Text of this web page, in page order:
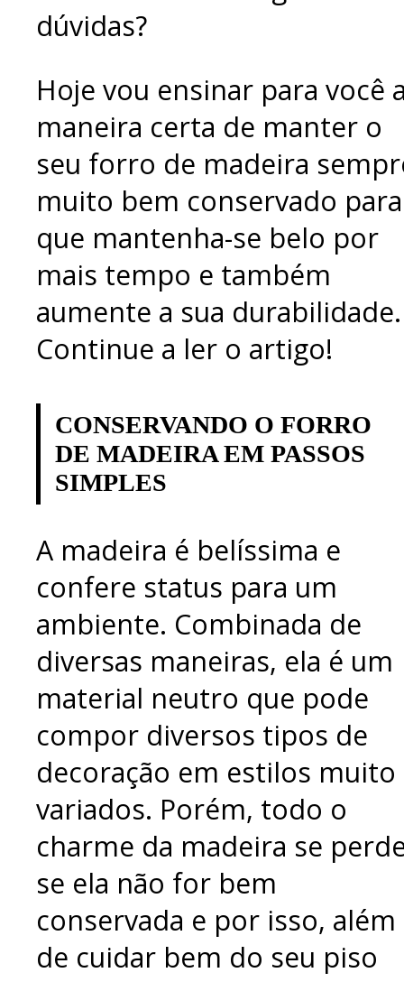
dúvidas?
Hoje vou ensinar para você
maneira certa de manter o
seu forro de madeira
muito bem conservado para
que mantenha-se belo por
mais tempo e também
aumente a sua durabilidade.
Continue a ler o artigo!
CONSERVANDO O FORRO
DE MADEIRA EM PASSOS
SIMPLES
A madeira é belíssima e
confere status para um
ambiente. Combinada de
diversas maneiras, ela é um
material neutro que pode
compor diversos tipos de
decoração em estilos muito
variados. Porém, todo o
charme da madeira se
se ela não for bem
conservada e por isso, além
de cuidar bem do seu piso